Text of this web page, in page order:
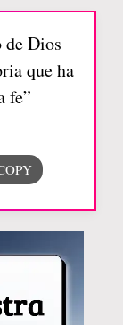
de Dios
que ha
fe”